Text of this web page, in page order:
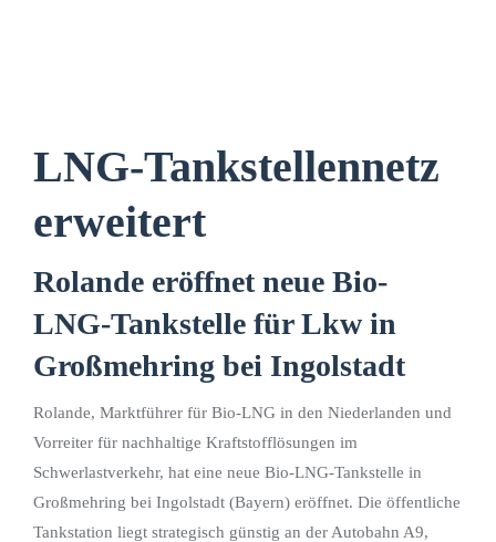
LNG-Tankstellennetz
erweitert
Rolande eröffnet neue Bio-
LNG-Tankstelle für Lkw in
Großmehring bei Ingolstadt
Rolande, Marktführer für Bio-LNG in den Niederlanden und
Vorreiter für nachhaltige Kraftstofflösungen im
Schwerlastverkehr, hat eine neue Bio-LNG-Tankstelle in
Großmehring bei Ingolstadt (Bayern) eröffnet. Die öffentliche
Tankstation liegt strategisch günstig an der Autobahn A9,